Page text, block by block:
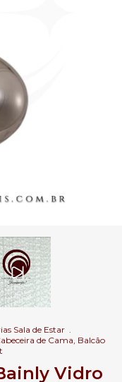
Sala de Estar .
de Cama, Balcão
Vidro